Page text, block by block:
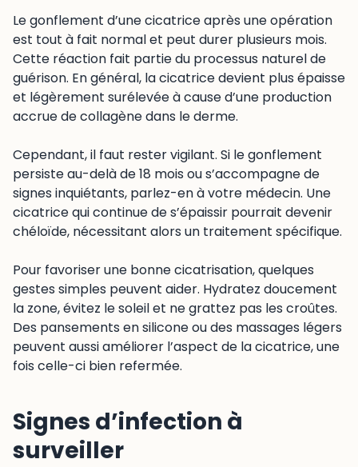
Le gonflement d’une cicatrice après une opération
est tout à fait normal et peut durer plusieurs mois.
Cette réaction fait partie du processus naturel de
guérison. En général, la cicatrice devient plus épaisse
et légèrement surélevée à cause d’une production
accrue de collagène dans le derme.
Cependant, il faut rester vigilant. Si le gonflement
persiste au-delà de 18 mois ou s’accompagne de
signes inquiétants, parlez-en à votre médecin. Une
cicatrice qui continue de s’épaissir pourrait devenir
chéloïde, nécessitant alors un traitement spécifique.
Pour favoriser une bonne cicatrisation, quelques
gestes simples peuvent aider. Hydratez doucement
la zone, évitez le soleil et ne grattez pas les croûtes.
Des pansements en silicone ou des massages légers
peuvent aussi améliorer l’aspect de la cicatrice, une
fois celle-ci bien refermée.
Signes d’infection à
surveiller